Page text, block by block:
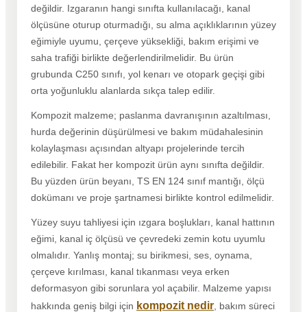
değildir. Izgaranın hangi sınıfta kullanılacağı, kanal
ölçüsüne oturup oturmadığı, su alma açıklıklarının yüzey
eğimiyle uyumu, çerçeve yüksekliği, bakım erişimi ve
saha trafiği birlikte değerlendirilmelidir. Bu ürün
grubunda C250 sınıfı, yol kenarı ve otopark geçişi gibi
orta yoğunluklu alanlarda sıkça talep edilir.
Kompozit malzeme; paslanma davranışının azaltılması,
hurda değerinin düşürülmesi ve bakım müdahalesinin
kolaylaşması açısından altyapı projelerinde tercih
edilebilir. Fakat her kompozit ürün aynı sınıfta değildir.
Bu yüzden ürün beyanı, TS EN 124 sınıf mantığı, ölçü
dokümanı ve proje şartnamesi birlikte kontrol edilmelidir.
Yüzey suyu tahliyesi için ızgara boşlukları, kanal hattının
eğimi, kanal iç ölçüsü ve çevredeki zemin kotu uyumlu
olmalıdır. Yanlış montaj; su birikmesi, ses, oynama,
çerçeve kırılması, kanal tıkanması veya erken
deformasyon gibi sorunlara yol açabilir. Malzeme yapısı
hakkında geniş bilgi için kompozit nedir , bakım süreci